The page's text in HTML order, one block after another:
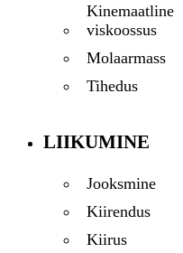
Kinemaatline
viskoossus
Molaarmass
Tihedus
LIIKUMINE
Jooksmine
Kiirendus
Kiirus